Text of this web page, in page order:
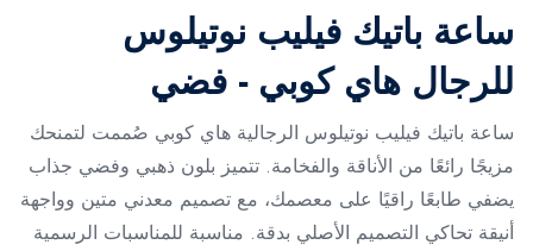
ساعة باتيك فيليب نوتيلوس
للرجال هاي كوبي - فضي
ساعة باتيك فيليب نوتيلوس الرجالية هاي كوبي صُممت لتمنحك
مزيجًا رائعًا من الأناقة والفخامة. تتميز بلون ذهبي وفضي جذاب
يضفي طابعًا راقيًا على معصمك، مع تصميم معدني متين وواجهة
أنيقة تحاكي التصميم الأصلي بدقة. مناسبة للمناسبات الرسمية